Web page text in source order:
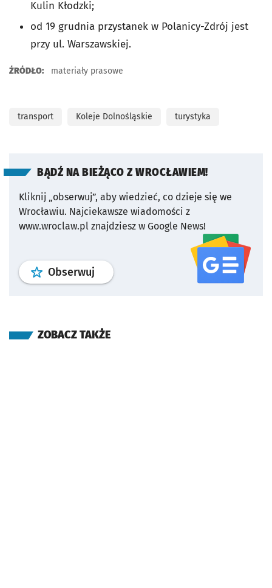
Kulin Kłodzki;
od 19 grudnia przystanek w Polanicy-Zdrój jest
przy ul. Warszawskiej.
ŹRÓDŁO: materiały prasowe
transport Koleje Dolnośląskie turystyka
BĄDŹ NA BIEŻĄCO Z WROCŁAWIEM!
Kliknij „obserwuj”, aby wiedzieć, co dzieje się we
Wrocławiu. Najciekawsze wiadomości z
www.wroclaw.pl znajdziesz w Google News!
Obserwuj profil serwisu
ZOBACZ TAKŻE